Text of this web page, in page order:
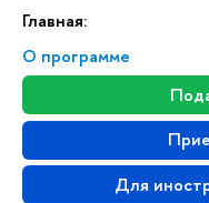
Главная:
О программе
Для